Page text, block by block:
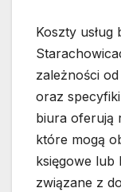
Koszty
zależności
oraz
biura oferują
które mogą
księgowe lub
związane z